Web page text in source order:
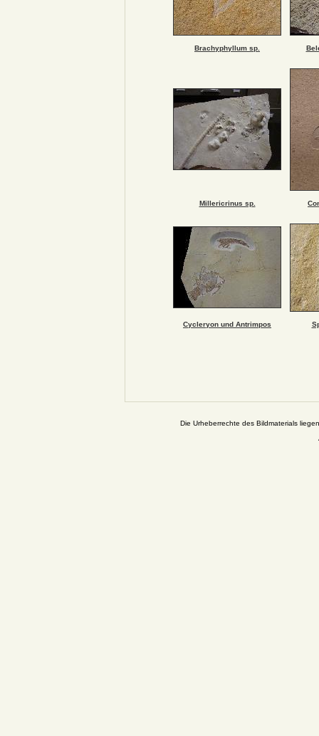
Brachyphyllum sp.
Millericrinus sp.
Cycleryon und Antrimpos
Die Urheberrechte des Bildmaterials